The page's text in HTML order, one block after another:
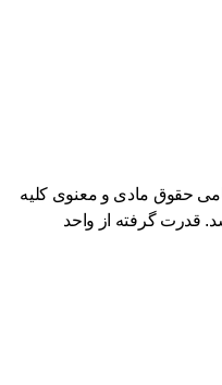
حقوق مادی و معنوی کلیه
به پلاک14 می باشد. قدرت گرفته از واحد